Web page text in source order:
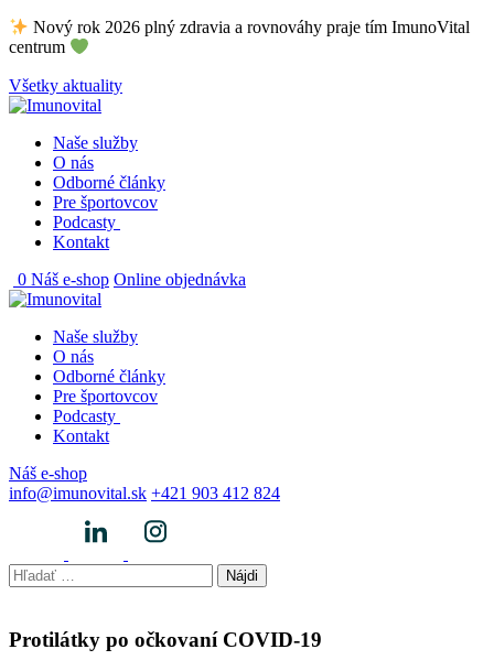
Skip
to
Nový rok 2026 plný zdravia a rovnováhy praje tím ImunoVital
centrum
Všetky aktuality
Naše služby
O nás
Odborné články
Pre športovcov
Podcasty
Kontakt
0 Náš e-shop Online objednávka
Naše služby
O nás
Odborné články
Pre športovcov
Podcasty
Kontakt
Náš e-shop
info@imunovital.sk +421 903 412 824
Hľadať:
Protilátky po očkovaní COVID-19